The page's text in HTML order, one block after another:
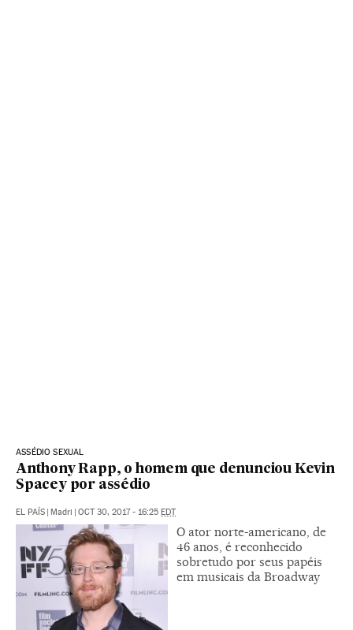
ASSÉDIO SEXUAL
Anthony Rapp, o homem que denunciou Kevin
Spacey por assédio
EL PAÍS | Madri | OCT 30, 2017 - 16:25 EDT
O ator norte-americano, de
46 anos, é reconhecido
sobretudo por seus papéis
em musicais da Broadway